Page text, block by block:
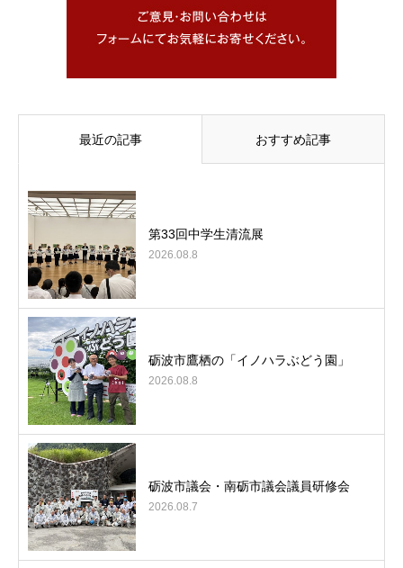
最近の記事 おすすめ記事
第33回中学生清流展
2026.08.8
砺波市鷹栖の「イノハラぶどう園」
2026.08.8
砺波市議会・南砺市議会議員研修会
2026.08.7